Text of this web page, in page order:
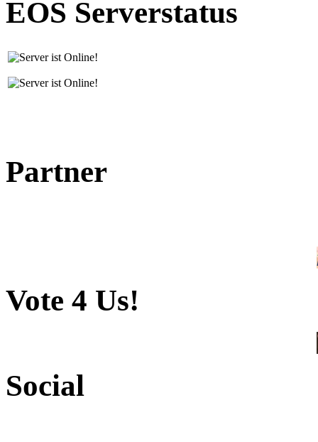
EOS Serverstatus
Partner
Vote 4 Us!
Social